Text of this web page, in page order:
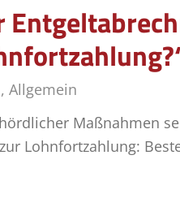
, Allgemein
Maßnahmen
Lohnfortzahlung: